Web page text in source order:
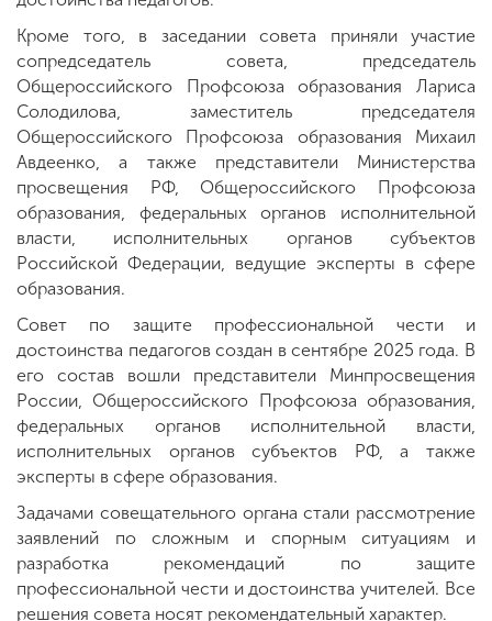
Кроме того, в заседании совета приняли участие
сопредседатель совета, председатель
Общероссийского Профсоюза образования Лариса
Солодилова, заместитель председателя
Общероссийского Профсоюза образования Михаил
Авдеенко, а также представители Министерства
просвещения РФ, Общероссийского Профсоюза
образования, федеральных органов исполнительной
власти, исполнительных органов субъектов
Российской Федерации, ведущие эксперты в сфере
образования.
Совет по защите профессиональной чести и
достоинства педагогов создан в сентябре 2025 года. В
его состав вошли представители Минпросвещения
России, Общероссийского Профсоюза образования,
федеральных органов исполнительной власти,
исполнительных органов субъектов РФ, а также
эксперты в сфере образования.
Задачами совещательного органа стали рассмотрение
заявлений по сложным и спорным ситуациям и
разработка рекомендаций по защите
профессиональной чести и достоинства учителей. Все
решения совета носят рекомендательный характер.